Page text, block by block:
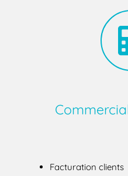
Facturation clients